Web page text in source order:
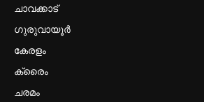
ചാവക്കാട്
ഗുരുവായൂർ
കേരളം
ക്രൈം
ചരമം